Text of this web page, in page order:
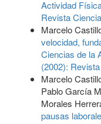
Actividad
Revista
Marcelo
velocidad,
Ciencias de la
(2002):
Marcelo
Pablo García
Morales
pausas